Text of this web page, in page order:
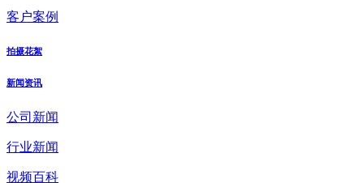
客户案例
拍摄花絮
新闻资讯
公司新闻
行业新闻
视频百科